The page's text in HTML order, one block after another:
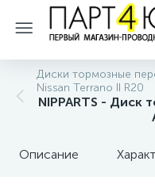
Диски тормозные
Nissan Terrano II R20
NIPPARTS - Диск
Описание